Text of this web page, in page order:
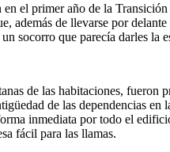
el primer año de la
de llevarse por
socorro que parecía darles la
de las habitaciones,
de las dependencias
inmediata por todo el
fácil para las llamas.